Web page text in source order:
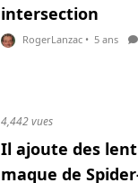
intersection
RogerLanzac • 5 ans
4,442 vues
Il ajoute des
maque de